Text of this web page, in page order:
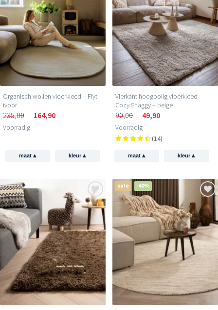
Organisch wollen vloerkleed – Flyt
ivoor
235,00 164,90
Voorradig
maat ▴ kleur▴
Vierkant hoogpolig vloerkleed –
Cozy Shaggy – beige
90,00 49,90
Voorradig
(14)
maat ▴ kleur▴
sale -40%